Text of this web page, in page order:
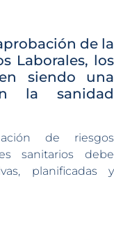
de la
Laborales, los
siendo una
la sanidad
de riesgos
sanitarios debe
planificadas y